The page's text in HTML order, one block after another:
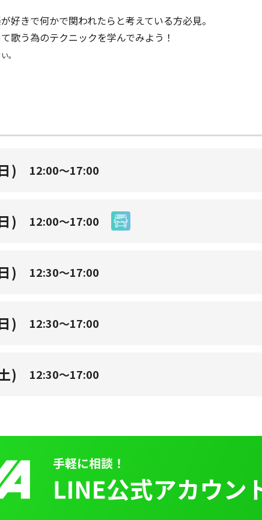
好きで何かで関われたらと考えている方必見。
歌う為のテクニックを学んでみよう！
。
) 12:00～17:00
) 12:00～17:00
) 12:30～17:00
) 12:30～17:00
) 12:30～17:00